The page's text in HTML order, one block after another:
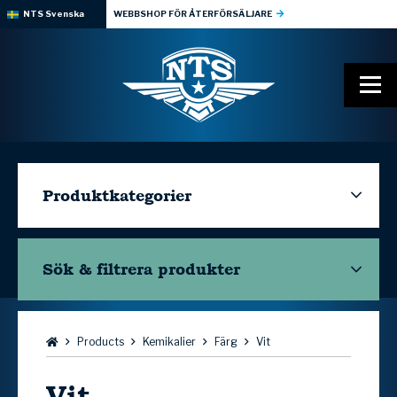
NTS Svenska WEBBSHOP FÖR ÅTERFÖRSÄLJARE
Produktkategorier
Sök & filtrera produkter
Bläddra:Products Kemikalier Färg Vit